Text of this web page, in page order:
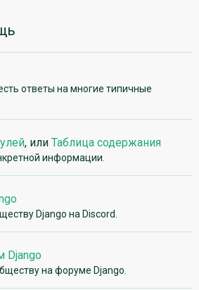
ответы на многие типичные
, или Таблица содержания
информации.
Django на Discord.
Django
на форуме Django.